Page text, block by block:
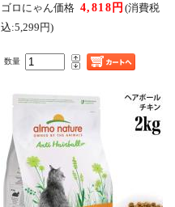
ゴロにゃん価格 4,818円 (消費税
込:5,299円)
数量